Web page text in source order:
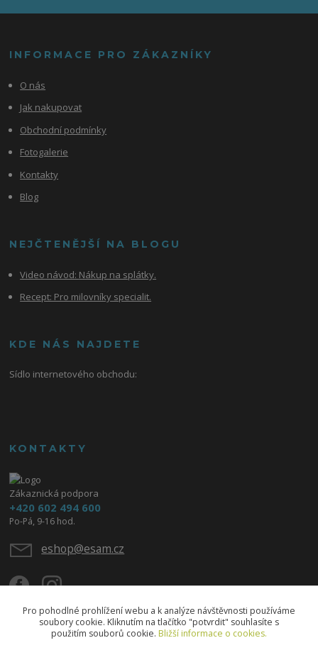
INFORMACE PRO ZÁKAZNÍKY
O nás
Jak nakupovat
Obchodní podmínky
Fotogalerie
Kontakty
Blog
NEJČTENĚJŠÍ NA BLOGU
Video návod: Nákup na splátky.
Recept: Pro milovníky specialit.
KDE NÁS NAJDETE
Sídlo internetového obchodu:
KONTAKTY
Zákaznická podpora
+420 602 494 600
Po-Pá, 9-16 hod.
eshop@esam.cz
Pro pohodlné prohlížení webu a k analýze návštěvnosti používáme
soubory cookie. Kliknutím na tlačítko "potvrdit" souhlasíte s
použitím souborů cookie. Bližší informace o cookies.